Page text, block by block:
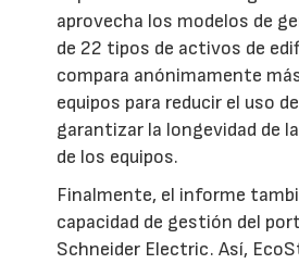
aprovecha los modelos de
de 22 tipos de activos de
compara anónimamente
equipos para reducir el uso
garantizar la longevidad de
de los equipos.
Finalmente, el informe
capacidad de gestión del
Schneider Electric. Así,